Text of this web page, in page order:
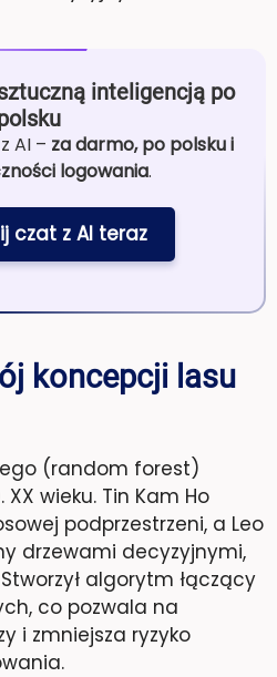
inteligencją po
AI – za darmo, po polsku i
logowania.
czat z AI teraz
koncepcji lasu
(random forest)
wieku. Tin Kam Ho
podprzestrzeni, a Leo
drzewami decyzyjnymi,
algorytm łączący
co pozwala na
i zmniejsza ryzyko